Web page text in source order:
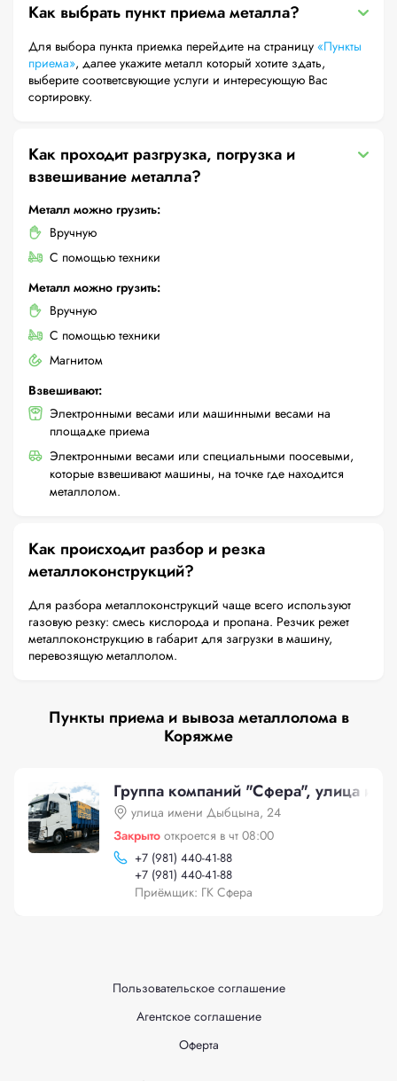
Как выбрать пункт приема металла?
Для выбора пункта приемка перейдите на страницу «Пункты
приема», далее укажите металл который хотите здать,
выберите соответсвующие услуги и интересующую Вас
сортировку.
Как проходит разгрузка, погрузка и
взвешивание металла?
Металл можно грузить:
Вручную
С помощью техники
Металл можно грузить:
Вручную
С помощью техники
Магнитом
Взвешивают:
Электронными весами или машинными весами на
площадке приема
Электронными весами или специальными поосевыми,
которые взвешивают машины, на точке где находится
металлолом.
Как происходит разбор и резка
металлоконструкций?
Для разбора металлоконструкций чаще всего используют
газовую резку: смесь кислорода и пропана. Резчик режет
металлоконструкцию в габарит для загрузки в машину,
перевозящую металлолом.
Пункты приема и вывоза металлолома в
Коряжме
Группа компаний "Сфера", улица
улица имени Дыбцына, 24
Закрыто откроется в чт 08:00
+7 (981) 440-41-88
+7 (981) 440-41-88
Приёмщик: ГК Сфера
Пользовательское соглашение
Агентское соглашение
Оферта